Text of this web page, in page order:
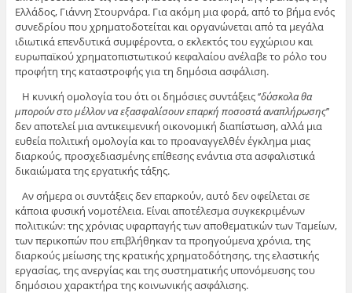
Ελλάδος, Γιάννη Στουρνάρα. Για ακόμη μια φορά, από το βήμα ενός
συνεδρίου που χρηματοδοτείται και οργανώνεται από τα μεγάλα
ιδιωτικά επενδυτικά συμφέροντα, ο εκλεκτός του εγχώριου και
ευρωπαϊκού χρηματοπιστωτικού κεφαλαίου ανέλαβε το ρόλο του
προφήτη της καταστροφής για τη δημόσια ασφάλιση.
Η κυνική ομολογία του ότι οι δημόσιες συντάξεις ‘’δύσκολα θα
μπορούν στο μέλλον να εξασφαλίσουν επαρκή ποσοστά αναπλήρωσης’’
δεν αποτελεί μια αντικειμενική οικονομική διαπίστωση, αλλά μια
ευθεία πολιτική ομολογία και το προαναγγελθέν έγκλημα μιας
διαρκούς, προσχεδιασμένης επίθεσης ενάντια στα ασφαλιστικά
δικαιώματα της εργατικής τάξης.
Αν σήμερα οι συντάξεις δεν επαρκούν, αυτό δεν οφείλεται σε
κάποια φυσική νομοτέλεια. Είναι αποτέλεσμα συγκεκριμένων
πολιτικών: της χρόνιας υφαρπαγής των αποθεματικών των Ταμείων,
των περικοπών που επιβλήθηκαν τα προηγούμενα χρόνια, της
διαρκούς μείωσης της κρατικής χρηματοδότησης, της ελαστικής
εργασίας, της ανεργίας και της συστηματικής υπονόμευσης του
δημόσιου χαρακτήρα της κοινωνικής ασφάλισης.